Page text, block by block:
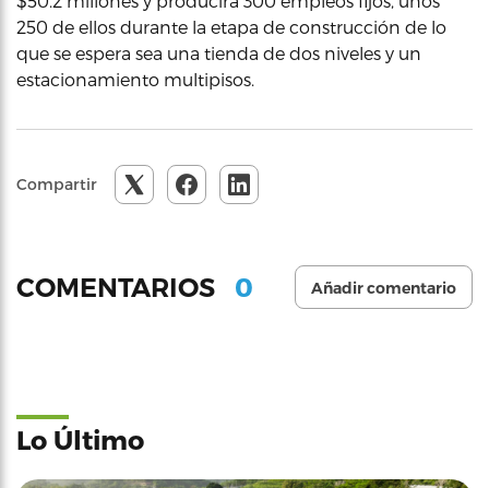
250 de ellos durante la etapa de construcción de lo
que se espera sea una tienda de dos niveles y un
estacionamiento multipisos.
Compartir
COMENTARIOS 0 Añadir comentario
Lo Último